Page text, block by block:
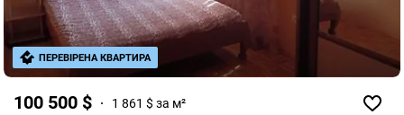
100 500 $ 1 861 $ за м²
ПЕРЕВІРЕНА КВАРТИРА